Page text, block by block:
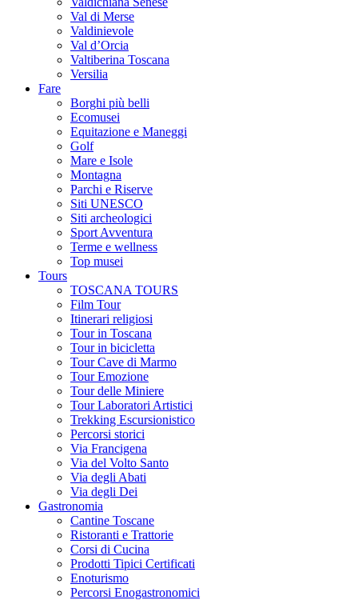
Val di Merse
Valdinievole
Val d’Orcia
Valtiberina Toscana
Versilia
Fare
Borghi più belli
Ecomusei
Equitazione e Maneggi
Golf
Mare e Isole
Montagna
Parchi e Riserve
Siti UNESCO
Siti archeologici
Sport Avventura
Terme e wellness
Top musei
Tours
TOSCANA TOURS
Film Tour
Itinerari religiosi
Tour in Toscana
Tour in bicicletta
Tour Cave di Marmo
Tour Emozione
Tour delle Miniere
Tour Laboratori Artistici
Trekking Escursionistico
Percorsi storici
Via Francigena
Via del Volto Santo
Via degli Abati
Via degli Dei
Gastronomia
Cantine Toscane
Ristoranti e Trattorie
Corsi di Cucina
Prodotti Tipici Certificati
Enoturismo
Percorsi Enogastronomici